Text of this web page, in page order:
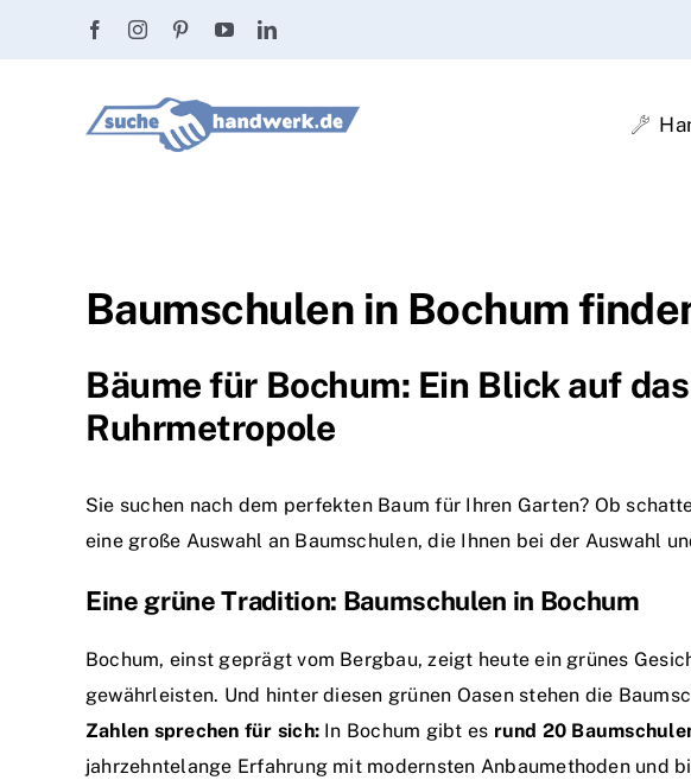
Baumschulen in Bochum
Bäume für Bochum: Ein Blick auf
Ruhrmetropole
Sie suchen nach dem perfekten Baum für Ihren Garten? Ob
eine große Auswahl an Baumschulen, die Ihnen bei der Auswahl
Eine grüne Tradition: Baumschulen in Bochum
Bochum, einst geprägt vom Bergbau, zeigt heute ein grünes
gewährleisten. Und hinter diesen grünen Oasen stehen die
Zahlen sprechen für sich: In Bochum gibt es rund 20
jahrzehntelange Erfahrung mit modernsten Anbaumethoden und